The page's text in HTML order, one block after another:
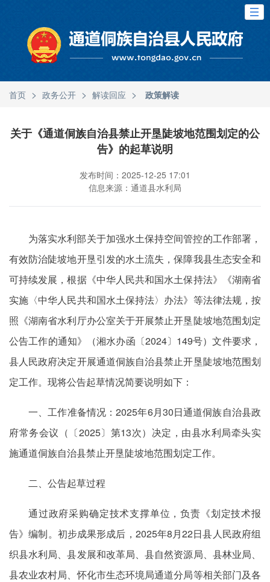
首页 > 政务公开 > 解读回应 > 政策解读
关于《通道侗族自治县禁止开垦陡坡地范围划定的公
告》的起草说明
发布时间：2025-12-25 17:01
信息来源：通道县水利局
为落实水利部关于加强水土保持空间管控的工作部署，
有效防治陡坡地开垦引发的水土流失，保障我县生态安全和
可持续发展，根据《中华人民共和国水土保持法》《湖南省
实施〈中华人民共和国水土保持法〉办法》等法律法规，按
照《湖南省水利厅办公室关于开展禁止开垦陡坡地范围划定
公告工作的通知》（湘水办函〔2024〕149号）文件要求，
县人民政府决定开展通道侗族自治县禁止开垦陡坡地范围划
定工作。现将公告起草情况简要说明如下：
一、工作准备情况：2025年6月30日通道侗族自治县政
府常务会议（〔2025〕第13次）决定，由县水利局牵头实
施通道侗族自治县禁止开垦陡坡地范围划定工作。
二、公告起草过程
通过政府采购确定技术支撑单位，负责《划定技术报
告》编制。初步成果形成后，2025年8月22日县人民政府组
织县水利局、县发展和改革局、县自然资源局、县林业局、
县农业农村局、怀化市生态环境局通道分局等相关部门及各